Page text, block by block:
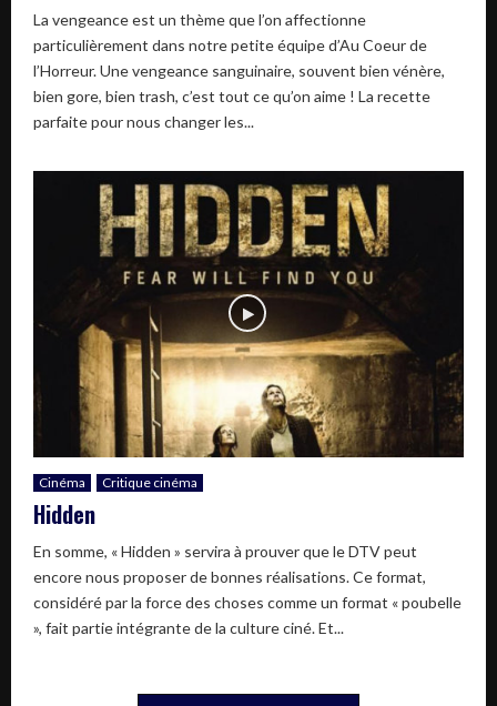
La vengeance est un thème que l’on affectionne
particulièrement dans notre petite équipe d’Au Coeur de
l’Horreur. Une vengeance sanguinaire, souvent bien vénère,
bien gore, bien trash, c’est tout ce qu’on aime ! La recette
parfaite pour nous changer les...
Cinéma Critique cinéma
Hidden
En somme, « Hidden » servira à prouver que le DTV peut
encore nous proposer de bonnes réalisations. Ce format,
considéré par la force des choses comme un format « poubelle
», fait partie intégrante de la culture ciné. Et...